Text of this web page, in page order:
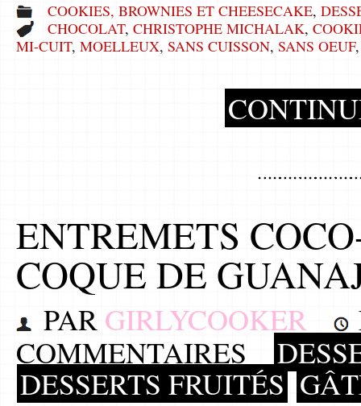
COOKIES, BROWNIES ET CHEESECAKE,
CHOCOLAT, CHRISTOPHE MICHALAK,
MI-CUIT, MOELLEUX, SANS CUISSON, SANS OEUF
ENTREMETS
COQUE DE
PAR GIRLYCOOKER
COMMENTAIRES
DESSERTS FRUITÉS